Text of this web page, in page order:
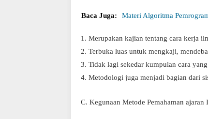
Baca Juga: Materi Algoritma
1. Merupakan kajian tentang cara kerja
2. Terbuka luas untuk mengkaji,
3. Tidak lagi sekedar kumpulan cara
4. Metodologi juga menjadi bagian dari
C. Kegunaan Metode Pemahaman ajaran